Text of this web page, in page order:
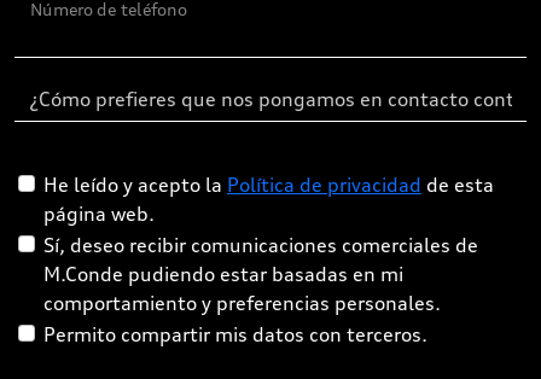
Número de teléfono
He leído y acepto la Política de privacidad de esta
página web.
Sí, deseo recibir comunicaciones comerciales de
M.Conde pudiendo estar basadas en mi
comportamiento y preferencias personales.
Permito compartir mis datos con terceros.